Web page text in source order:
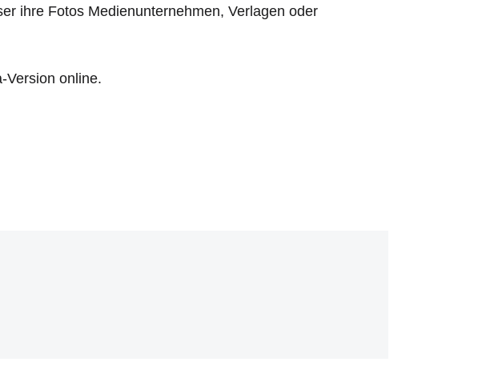
ihre Fotos Medienunternehmen, Verlagen oder
Version online.